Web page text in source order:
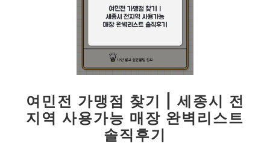
여민전 가맹점 찾기 | 세종시 전
지역 사용가능 매장 완벽리스트
솔직후기